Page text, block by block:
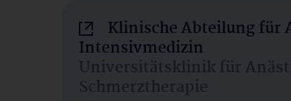
Klinische Abteilung für
Intensivmedizin
Universitätsklinik für
Schmerztherapie